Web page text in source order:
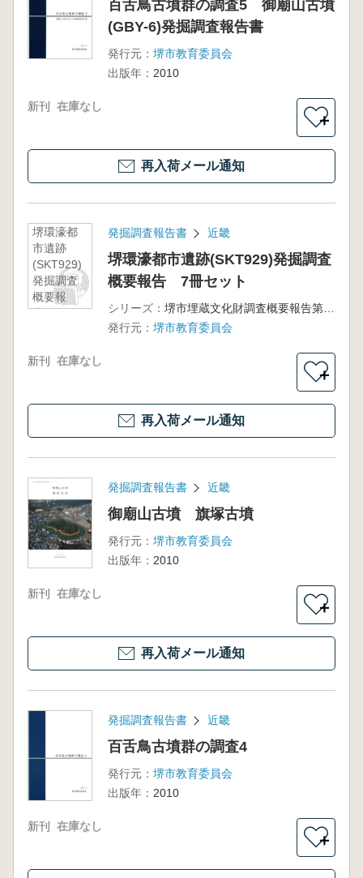
百舌鳥古墳群の調査5 御廟山古墳
(GBY-6)発掘調査報告書
発行元： 堺市教育委員会
出版年： 2010
新刊 在庫なし
＋
再入荷メール通知
堺環濠都
市遺跡
(SKT929)
発掘調査
概要報
告 7冊セ
発掘調査報告書 近畿
堺環濠都市遺跡(SKT929)発掘調査
概要報告 7冊セット
シリーズ：
堺市埋蔵文化財調査概要報告第 冊
発行元： 堺市教育委員会
新刊 在庫なし
＋
再入荷メール通知
発掘調査報告書 近畿
御廟山古墳 旗塚古墳
発行元： 堺市教育委員会
出版年： 2010
新刊 在庫なし
＋
再入荷メール通知
発掘調査報告書 近畿
百舌鳥古墳群の調査4
発行元： 堺市教育委員会
出版年： 2010
新刊 在庫なし
＋